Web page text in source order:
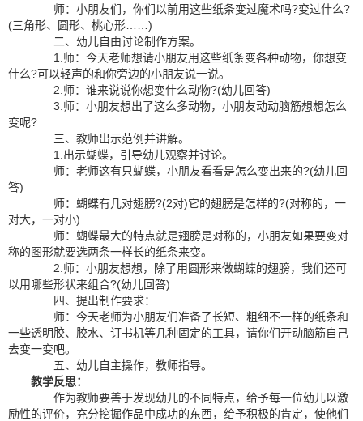
师：小朋友们，你们以前用这些纸条变过魔术吗?变过什么?
(三角形、圆形、桃心形……)
二、幼儿自由讨论制作方案。
1.师：今天老师想请小朋友用这些纸条变各种动物，你想变
什么?可以轻声的和你旁边的小朋友说一说。
2.师：谁来说说你想变什么动物?(幼儿回答)
3.师：小朋友想出了这么多动物，小朋友动动脑筋想想怎么
变呢?
三、教师出示范例并讲解。
1.出示蝴蝶，引导幼儿观察并讨论。
师：老师这有只蝴蝶，小朋友看看是怎么变出来的?(幼儿回
答)
师：蝴蝶有几对翅膀?(2对)它的翅膀是怎样的?(对称的，一
对大，一对小)
师：蝴蝶最大的特点就是翅膀是对称的，小朋友如果要变对
称的图形就要选两条一样长的纸条来变。
2.师：小朋友想想，除了用圆形来做蝴蝶的翅膀，我们还可
以用哪些形状来组合?(幼儿回答)
四、提出制作要求：
师：今天老师为小朋友们准备了长短、粗细不一样的纸条和
一些透明胶、胶水、订书机等几种固定的工具，请你们开动脑筋自己
去变一变吧。
五、幼儿自主操作，教师指导。
教学反思：
作为教师要善于发现幼儿的不同特点，给予每一位幼儿以激
励性的评价，充分挖掘作品中成功的东西，给予积极的肯定，使他们